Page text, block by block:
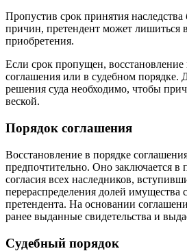
Пропустив срок принятия наследства
причин, претендент может лишиться
приобретения.
Если срок пропущен,
соглашения или в судебном порядке.
решения суда необходимо, чтобы
веской.
Порядок соглашения
Восстановление в порядке
предпочтительно. Оно заключается
согласия всех наследников,
перераспределения долей имущества
претендента. На основании
ранее выданные свидетельства и
Судебный порядок